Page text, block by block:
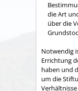
die Art
über die
Notwendig
Errichtung
haben und
um die